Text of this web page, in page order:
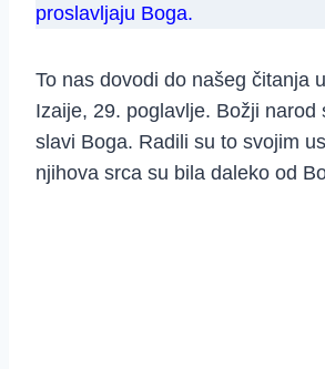
proslavljaju Boga.
To nas dovodi do našeg čitanja
Izaije, 29. poglavlje. Božji narod
slavi Boga. Radili su to svojim
njihova srca su bila daleko od